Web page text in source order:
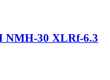
30 XLRf-6.3